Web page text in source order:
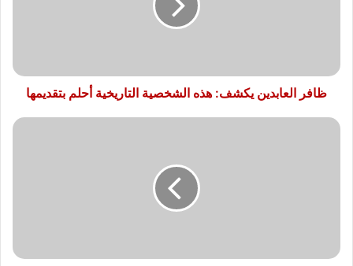
ظافر العابدين يكشف: هذه الشخصية التاريخية أحلم بتقديمها
محافظة
الرابع